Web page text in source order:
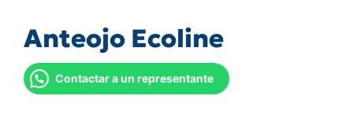
Anteojo Ecoline
Contactar a un representante